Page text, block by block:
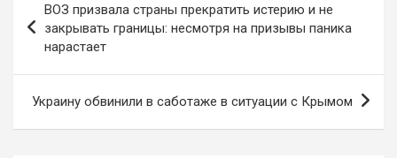
по
записям
ВОЗ призвала страны прекратить истерию и не
закрывать границы: несмотря на призывы паника
нарастает
Украину обвинили в саботаже в ситуации с Крымом